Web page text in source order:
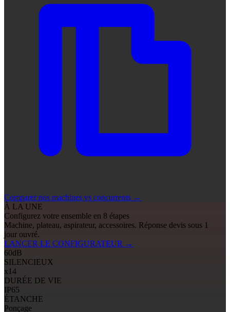
Comparer nos machines vs concurrents →
À LA UNE
Configurez votre ensemble en 8 étapes
Machine, plateau, aspirateur, accessoires. Réponse devis sous 1
jour ouvré.
LANCER LE CONFIGURATEUR →
60dB
SILENCIEUX
x14
DURÉE DE VIE
IP65
ÉTANCHE
Ponçage